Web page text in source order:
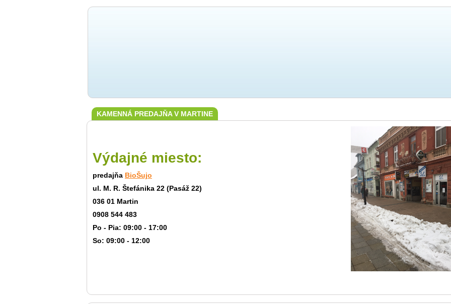
KAMENNÁ PREDAJŇA V MARTINE
Výdajné miesto:
predajňa BioŠujo
ul. M. R. Štefánika 22 (Pasáž 22)
036 01 Martin
0908 544 483
Po - Pia: 09:00 - 17:00
So: 09:00 - 12:00